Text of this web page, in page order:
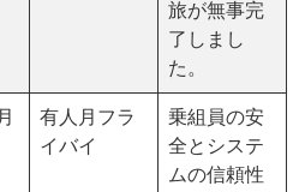
旅が無事完
了しまし
た。
有人月フラ
イバイ
乗組員の安
全とシステ
ムの信頼性